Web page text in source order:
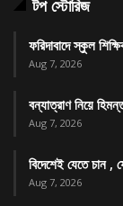
টপ স্টোরিজ
ফরিদাবাদে স্কুল
Aug 7, 2026
বন্যাত্রাণ নিয়ে
Aug 7, 2026
বিদেশেই যেতে চান ,
Aug 7, 2026